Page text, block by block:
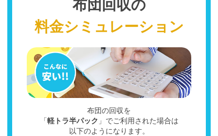
布団回収の
料金シミュレーション
布団の回収を
「軽トラ半パック 」でご利用された場合は
以下のようになります。